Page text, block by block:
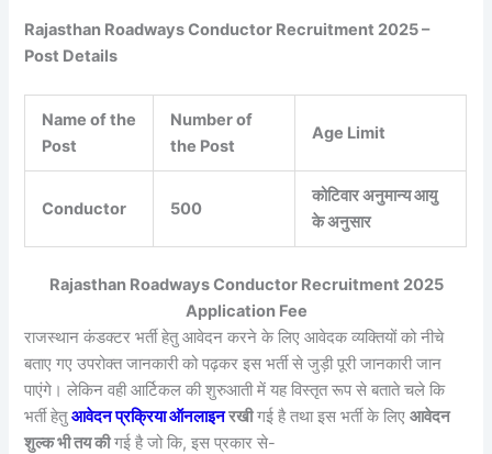
Rajasthan Roadways Conductor Recruitment 2025 –
Post Details
Name of the
Post
Number of
the Post
Age Limit
Conductor 500
कोटिवार अनुमान्य आयु
के अनुसार
Rajasthan Roadways Conductor Recruitment 2025
Application Fee
राजस्थान कंडक्टर भर्ती हेतु आवेदन करने के लिए आवेदक व्यक्तियों को नीचे
बताए गए उपरोक्त जानकारी को पढ़कर इस भर्ती से जुड़ी पूरी जानकारी जान
पाएंगे। लेकिन वही आर्टिकल की शुरुआती में यह विस्तृत रूप से बताते चले कि
भर्ती हेतुआवेदन प्रक्रिया ऑनलाइनरखीगई है तथा इस भर्ती के लिएआवेदन
शुल्क भी तय कीगई है जो कि, इस प्रकार से-